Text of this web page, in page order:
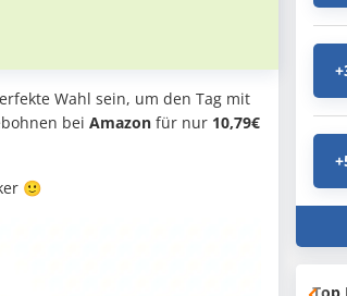
Wahl sein, um den Tag mit
bei Amazon für nur 10,79€
🙂